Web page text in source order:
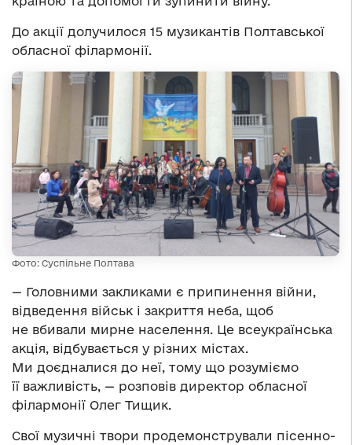
До акції долучилося 15 музикантів Полтавської
обласної філармонії.
Фото: Суспільне Полтава
— Головними закликами є припинення війни,
відведення військ і закриття неба, щоб
не вбивали мирне населення. Це всеукраїнська
акція, відбувається у різних містах.
Ми доєдналися до неї, тому що розуміємо
її важливість, — розповів директор обласної
філармонії Олег Тищик.
Свої музичні твори продемонстрували пісенно-